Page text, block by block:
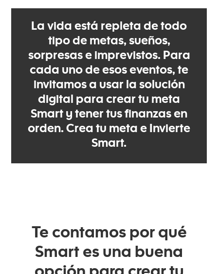
La vida está repleta de todo
tipo de metas, sueños,
sorpresas e imprevistos. Para
cada uno de esos eventos, te
invitamos a usar la solución
digital para crear tu meta
Smart y tener tus finanzas en
orden. Crea tu meta e Invierte
Smart.
Te contamos por qué
Smart es una buena